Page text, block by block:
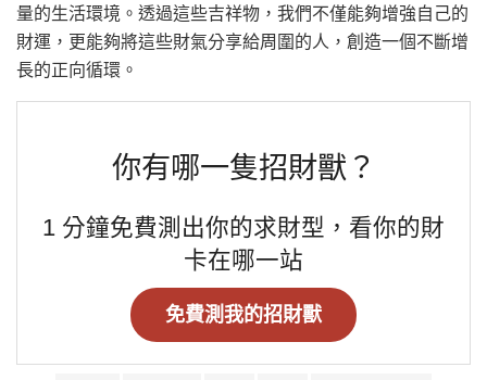
量的生活環境。透過這些吉祥物，我們不僅能夠增強自己的
財運，更能夠將這些財氣分享給周圍的人，創造一個不斷增
長的正向循環。
你有哪一隻招財獸？
1 分鐘免費測出你的求財型，看你的財
卡在哪一站
免費測我的招財獸